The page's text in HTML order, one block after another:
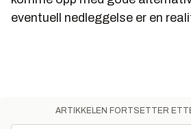
eventuell nedleggelse er en
ARTIKKELEN FORTSETTER